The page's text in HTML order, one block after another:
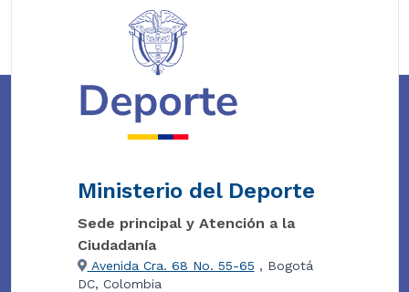
Ministerio del Deporte
Sede principal y Atención a la
Ciudadanía
Avenida Cra. 68 No. 55-65 , Bogotá
DC, Colombia